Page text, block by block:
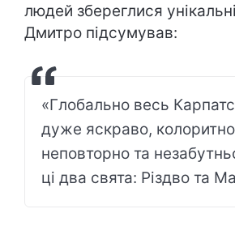
людей збереглися
Дмитро підсумував:
«Глобально весь
дуже яскраво,
неповторно та
ці два свята: Різдво та